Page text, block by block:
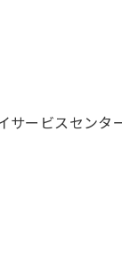
サービスセンタ